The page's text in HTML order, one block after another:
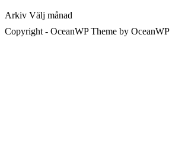
Arkiv Välj månad
Copyright - OceanWP Theme by OceanWP